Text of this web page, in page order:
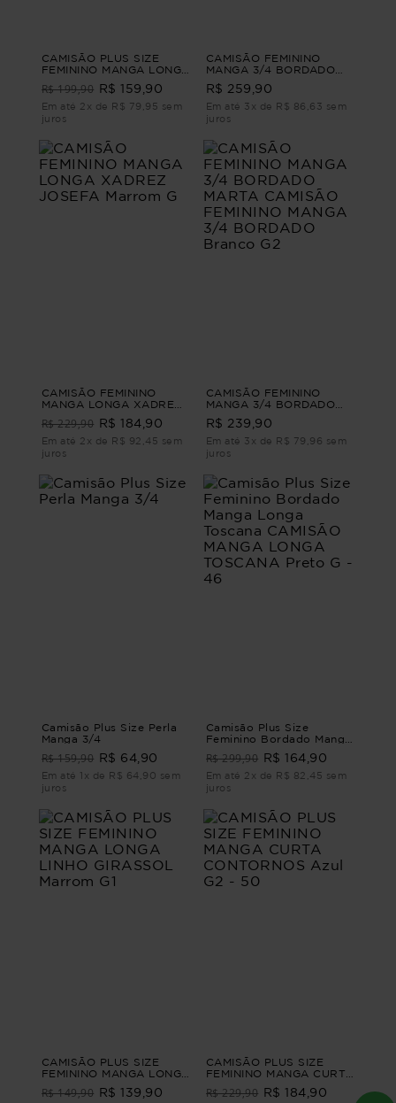
CAMISÃO PLUS SIZE
FEMININO MANGA LONGA
AFAIATARIA CONCÓRDIA
Vinho G4
R$ 199,90 R$ 159,90
Em até 2x de R$ 79,95 sem
juros
CAMISÃO FEMININO
MANGA 3/4 BORDADO
CELINE CAMISÃO
FEMININO BORDADO
Branco G3
R$ 259,90
Em até 3x de R$ 86,63 sem
juros
CAMISÃO FEMININO
MANGA LONGA XADREZ
JOSEFA Marrom G
R$ 229,90 R$ 184,90
Em até 2x de R$ 92,45 sem
juros
CAMISÃO FEMININO
MANGA 3/4 BORDADO
MARTA CAMISÃO
FEMININO MANGA 3/4
BORDADO Branco G2
R$ 239,90
Em até 3x de R$ 79,96 sem
juros
Camisão Plus Size Perla
Manga 3/4
R$ 159,90 R$ 64,90
Em até 1x de R$ 64,90 sem
juros
Camisão Plus Size
Feminino Bordado Manga
Longa Toscana CAMISÃO
MANGA LONGA
TOSCANA Preto G - 46
R$ 299,90 R$ 164,90
Em até 2x de R$ 82,45 sem
juros
CAMISÃO PLUS SIZE
FEMININO MANGA LONGA
LINHO GIRASSOL Marrom
G1
R$ 149,90 R$ 139,90
CAMISÃO PLUS SIZE
FEMININO MANGA CURTA
CONTORNOS Azul G2 -
50
R$ 229,90 R$ 184,90